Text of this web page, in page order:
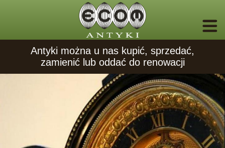
Antyki można u nas kupić, sprzedać,
zamienić lub oddać do renowacji